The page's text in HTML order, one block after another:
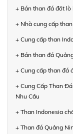
+ Bán than đá đốt
+ Nhà cung cấp
+ Cung cấp than
+ Bán than đá
+ Cung cấp than đá
+ Cung Cấp Than
Nhu Cầu
+ Than Indonesia
+ Than đá Quảng